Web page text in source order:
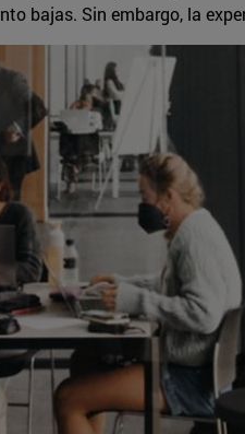
bajas. Sin embargo, la